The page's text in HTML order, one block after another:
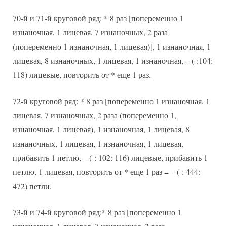
70-й и 71-й круговой ряд: * 8 раз [попеременно 1
изнаночная, 1 лицевая, 7 изнаночных, 2 раза
(попеременно 1 изнаночная, 1 лицевая)], 1 изнаночная, 1
лицевая, 8 изнаночных, 1 лицевая, 1 изнаночная, – (-:104:
118) лицевые, повторить от * еще 1 раз.
72-й круговой ряд: * 8 раз [попеременно 1 изнаночная, 1
лицевая, 7 изнаночных, 2 раза (попеременно 1,
изнаночная, 1 лицевая), 1 изнаночная, 1 лицевая, 8
изнаночных, 1 лицевая, 1 изнаночная, 1 лицевая,
прибавить 1 петлю, – (-: 102: 116) лицевые, прибавить 1
петлю, 1 лицевая, повторить от * еще 1 раз = – (-: 444:
472) петли.
73-й и 74-й круговой ряд:* 8 раз [попеременно 1